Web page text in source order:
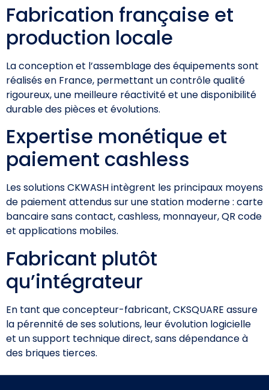
Fabrication française et
production locale
La conception et l’assemblage des équipements sont
réalisés en France, permettant un contrôle qualité
rigoureux, une meilleure réactivité et une disponibilité
durable des pièces et évolutions.
Expertise monétique et
paiement cashless
Les solutions CKWASH intègrent les principaux moyens
de paiement attendus sur une station moderne : carte
bancaire sans contact, cashless, monnayeur, QR code
et applications mobiles.
Fabricant plutôt
qu’intégrateur
En tant que concepteur-fabricant, CKSQUARE assure
la pérennité de ses solutions, leur évolution logicielle
et un support technique direct, sans dépendance à
des briques tierces.